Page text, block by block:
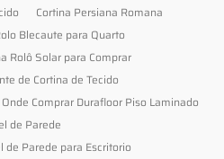
Cortina Persiana Romana
Blecaute para Quarto
Rolô Solar para Comprar
de Cortina de Tecido
Onde Comprar Durafloor Piso Laminado
de Parede
de Parede para Escritorio